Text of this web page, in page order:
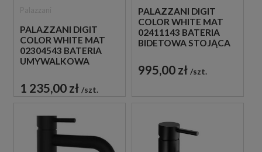
PALAZZANI DIGIT
COLOR WHITE MAT
02304543 BATERIA
UMYWALKOWA
JEDNOUCHWYTOWA
BIAŁA
1 235,00 zł szt.
PALAZZANI DIGIT
COLOR WHITE MAT
02411143 BATERIA
BIDETOWA STOJĄCA
BIAŁA
995,00 zł szt.